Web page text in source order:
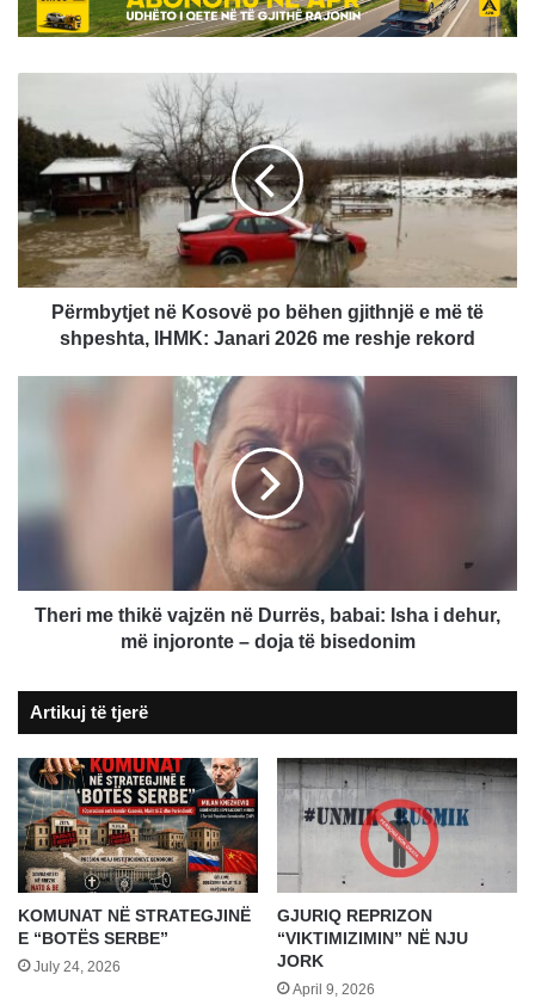
Kosovë
po
gjithnjë
më
të
shpeshta,Përmbytjet në Kosovë po bëhen gjithnjë e më të
shpeshta, IHMK: Janari 2026 me reshje rekord
Durrës,
i
dehur,
–
doja
të
bisedonim
Theri me thikë vajzën në Durrës, babai: Isha i dehur,
më injoronte – doja të bisedonim
Artikuj të tjerë
KOMUNAT NË STRATEGJINË
E “BOTËS SERBE”
July 24, 2026
GJURIQ REPRIZON
“VIKTIMIZIMIN” NË NJU
JORK
April 9, 2026